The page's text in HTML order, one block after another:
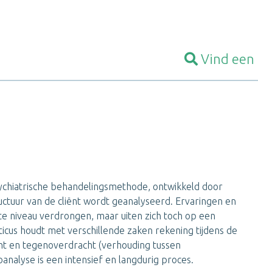
Vind een
behandelingsmethode, ontwikkeld door
van de cliënt wordt geanalyseerd. Ervaringen en
niveau verdrongen, maar uiten zich toch op een
houdt met verschillende zaken rekening tijdens de
en tegenoverdracht (verhouding tussen
is een intensief en langdurig proces.